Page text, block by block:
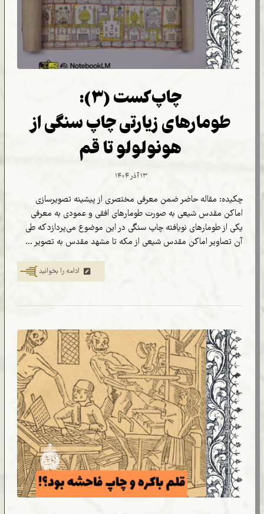
چاپ‌کست (۳):
طومارهای زیارتی چاپ سنگی از
هونولولو تا قم
۱۳ آذر ۱۴۰۴
چکیده: مقاله حاضر ضمن معرفی مختصری از پیشینه تصویرسازی
اماکن مقدس شیعی به صورت طومارهای افقی و عمودی به معرفی
یکی از طومارهای نویافته چاپ سنگی در این موضوع می‌پردازد که طی
آن تصاویر اماکن مقدس شیعی از مکه تا مشهد مقدس به تصویر ...
ادامه را بخوانید